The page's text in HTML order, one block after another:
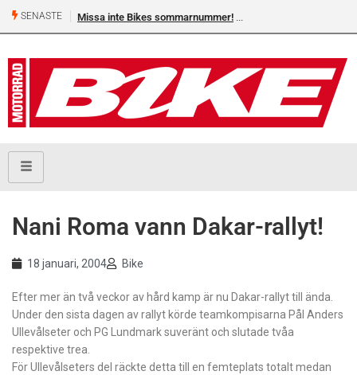
SENASTE Missa inte Bikes sommarnummer!
Nani Roma vann Dakar-rallyt!
18 januari, 2004 Bike
Efter mer än två veckor av hård kamp är nu Dakar-rallyt till ända.
Under den sista dagen av rallyt körde teamkompisarna Pål Anders
Ullevålseter och PG Lundmark suveränt och slutade tvåa
respektive trea.
För Ullevålseters del räckte detta till en femteplats totalt medan